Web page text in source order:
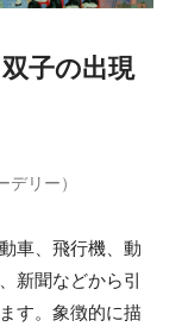
子の出現
リー）
車、飛行機、動
新聞などから引
す。象徴的に描